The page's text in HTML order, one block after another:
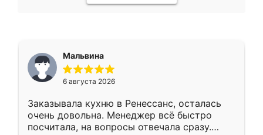
Мальвина
6 августа 2026
Заказывала кухню в Ренессанс, осталась
очень довольна. Менеджер всё быстро
посчитала, на вопросы отвечала сразу.